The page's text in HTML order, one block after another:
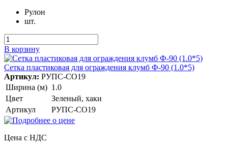
Рулон
шт.
В корзину
Сетка пластиковая для ограждения клумб Ф-90 (1.0*5)
Артикул: РУПС-СО19
Ширина (м) 1.0
Цвет
Зеленый, хаки
Артикул
РУПС-СО19
Цена с НДС